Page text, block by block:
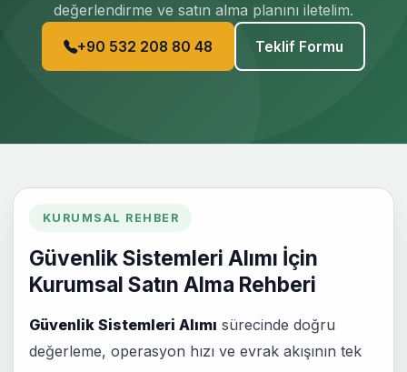
değerlendirme ve satın alma planını iletelim.
+90 532 208 80 48 Teklif Formu
KURUMSAL REHBER
Güvenlik Sistemleri Alımı İçin
Kurumsal Satın Alma Rehberi
Güvenlik Sistemleri Alımı sürecinde doğru
değerleme, operasyon hızı ve evrak akışının tek